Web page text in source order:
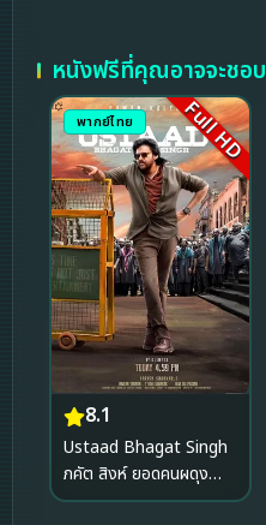
หนังฟรีที่คุณอาจจะชอบ
พากย์ไทย Full HD
8.1
Ustaad Bhagat Singh
ภคัต สิงห์ ยอดคนผดุง
ความยุติธรรม (2026)